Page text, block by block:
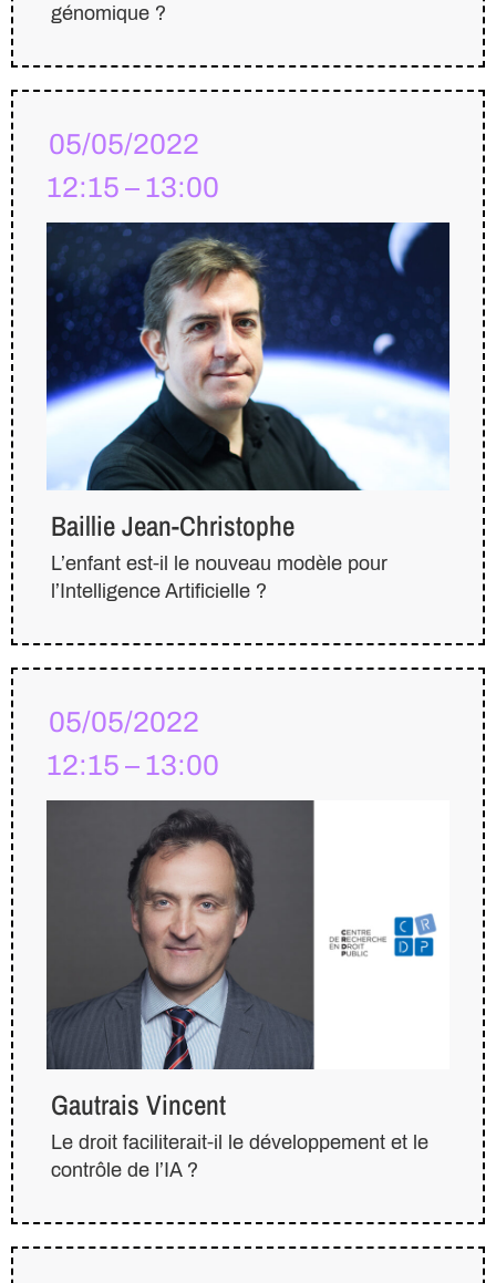
génomique ?
05/05/2022
12:15 – 13:00
Baillie Jean-Christophe
L’enfant est-il le nouveau modèle pour
l’Intelligence Artificielle ?
05/05/2022
12:15 – 13:00
Gautrais Vincent
Le droit faciliterait-il le développement et le
contrôle de l’IA ?